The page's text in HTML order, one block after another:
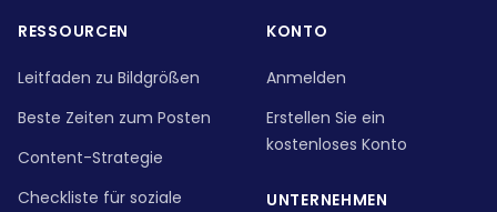
RESSOURCEN
Leitfaden zu Bildgrößen
Beste Zeiten zum Posten
Content-Strategie
Checkliste für soziale
KONTO
Anmelden
Erstellen Sie ein
kostenloses Konto
UNTERNEHMEN